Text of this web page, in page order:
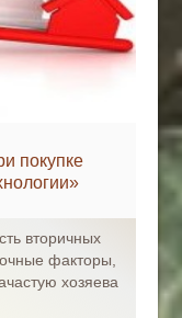
покупке
вторичных
факторы,
хозяева